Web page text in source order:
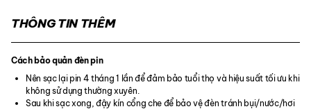
THÔNG TIN THÊM
Cách bảo quản đèn pin
Nên sạc lại pin 4 tháng 1 lần để đảm bảo tuổi thọ và hiệu suất tối ưu khi
không sử dụng thường xuyên.
Sau khi sạc xong, đậy kín cổng che để bảo vệ đèn tránh bụi/nước/hơi